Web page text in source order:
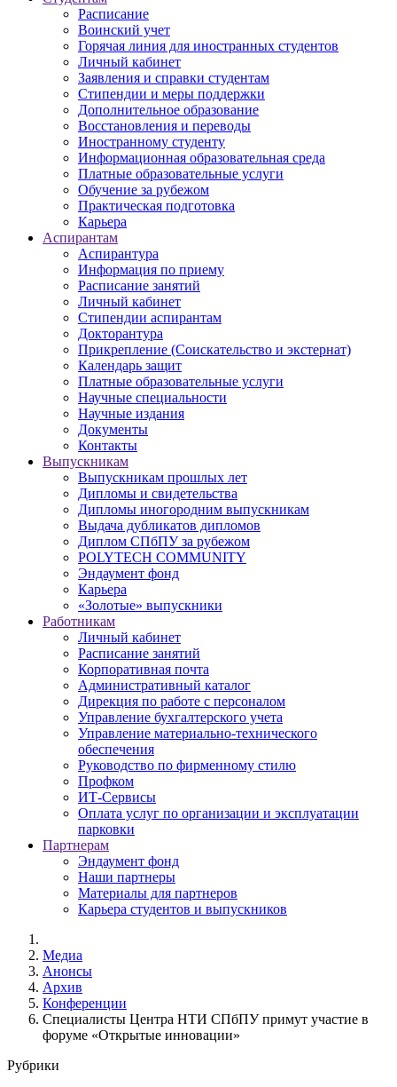
Расписание
Воинский учет
Горячая линия для иностранных студентов
Личный кабинет
Заявления и справки студентам
Стипендии и меры поддержки
Дополнительное образование
Восстановления и переводы
Иностранному студенту
Информационная образовательная среда
Платные образовательные услуги
Обучение за рубежом
Практическая подготовка
Карьера
Аспирантам
Аспирантура
Информация по приему
Расписание занятий
Личный кабинет
Стипендии аспирантам
Докторантура
Прикрепление (Соискательство и экстернат)
Календарь защит
Платные образовательные услуги
Научные специальности
Научные издания
Документы
Контакты
Выпускникам
Выпускникам прошлых лет
Дипломы и свидетельства
Дипломы иногородним выпускникам
Выдача дубликатов дипломов
Диплом СПбПУ за рубежом
POLYTECH COMMUNITY
Эндаумент фонд
Карьера
«Золотые» выпускники
Работникам
Личный кабинет
Расписание занятий
Корпоративная почта
Административный каталог
Дирекция по работе с персоналом
Управление бухгалтерского учета
Управление материально-технического
обеспечения
Руководство по фирменному стилю
Профком
ИТ-Сервисы
Оплата услуг по организации и эксплуатации
парковки
Партнерам
Эндаумент фонд
Наши партнеры
Материалы для партнеров
Карьера студентов и выпускников
Медиа
Анонсы
Архив
Конференции
Специалисты Центра НТИ СПбПУ примут участие в
форуме «Открытые инновации»
Рубрики